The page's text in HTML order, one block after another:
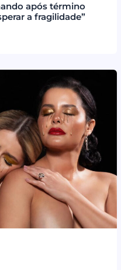
após término
a fragilidade”